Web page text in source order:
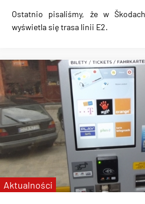
Ostatnio pisaliśmy, że w
wyświetla się trasa linii E2.
Aktualności